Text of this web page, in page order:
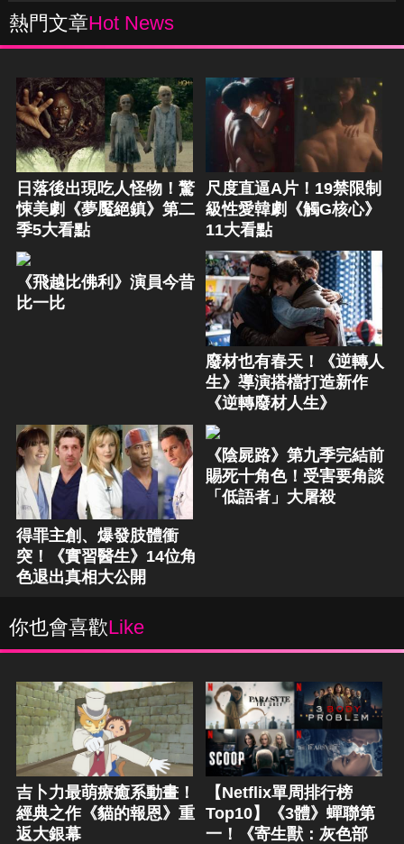
熱門文章Hot News
日落後出現吃人怪物！驚
悚美劇《夢魘絕鎮》第二
季5大看點
尺度直逼A片！19禁限制
級性愛韓劇《觸G核心》
11大看點
《飛越比佛利》演員今昔
比一比
廢材也有春天！《逆轉人
生》導演搭檔打造新作
《逆轉廢材人生》
得罪主創、爆發肢體衝
突！《實習醫生》14位角
色退出真相大公開
《陰屍路》第九季完結前
賜死十角色！受害要角談
「低語者」大屠殺
你也會喜歡Like
吉卜力最萌療癒系動畫！
經典之作《貓的報恩》重
返大銀幕
【Netflix單周排行榜
Top10】《3體》蟬聯第
一！《寄生獸：灰色部